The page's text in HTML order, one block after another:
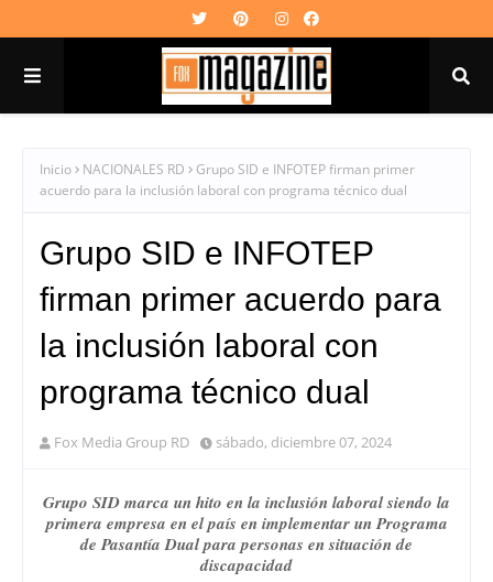
Inicio NACIONALES RD
Grupo SID e INFOTEP firman primer
acuerdo para la inclusión laboral con programa técnico dual
Grupo SID e INFOTEP
firman primer acuerdo para
la inclusión laboral con
programa técnico dual
Fox Media Group RD sábado, diciembre 07, 2024
Grupo SID marca un hito en la inclusión laboral siendo la
primera empresa en el país en implementar un Programa
de Pasantía Dual para personas en situación de
discapacidad